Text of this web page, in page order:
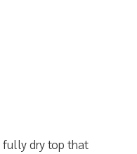
fully drytop that